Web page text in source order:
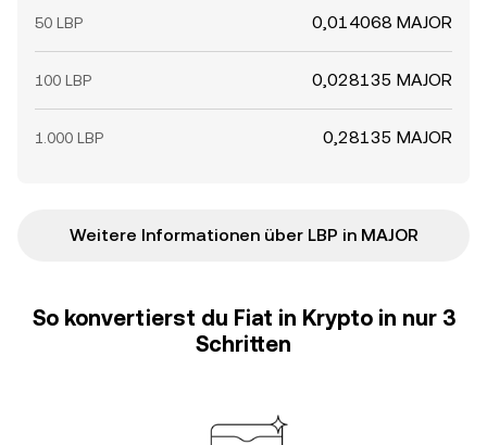
50 LBP 0,014068 MAJOR
100 LBP 0,028135 MAJOR
1.000 LBP 0,28135 MAJOR
Weitere Informationen über LBP in MAJOR
So konvertierst du Fiat in Krypto in nur 3
Schritten